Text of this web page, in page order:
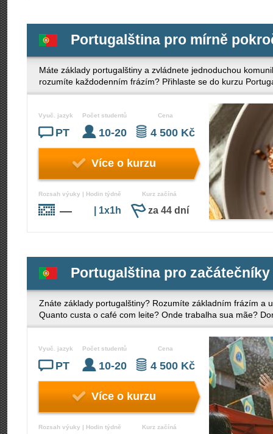
Portugalština pro mírně
Máte základy portugalštiny a zvládnete jednoduchou
rozumíte každodenním frázím? Přihlaste se do kurzu
Vyuč. jazyk
PT
Počet studentů
10-20
Cena
4 500 Kč
Více o kurzu
Rozsah výuky | Hodin týdně
— | 1x1h
Kurz začíná
za 44 dní
Portugalština pro začátečníky
Znáte základy portugalštiny? Rozumíte základním frázím a
Quanto custa o café com leite? Onde trabalha sua mãe?
Vyuč. jazyk
PT
Počet studentů
10-20
Cena
4 500 Kč
Více o kurzu
Rozsah výuky | Hodin týdně Kurz začíná